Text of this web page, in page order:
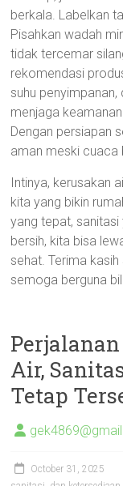
berkala. Labelkan
Pisahkan wadah
tidak tercemar
rekomendasi
suhu
menjaga
Dengan persiapan
aman meski cuaca
Intinya, kerusakan
kita yang bikin
yang tepat,
bersih, kita bisa
sehat. Terima
semoga berguna
Air,
Tetap
October 31, 2025